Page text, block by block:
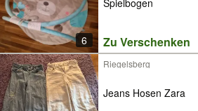
6 Zu Verschenken
Riegelsberg
Jeans Hosen Zara